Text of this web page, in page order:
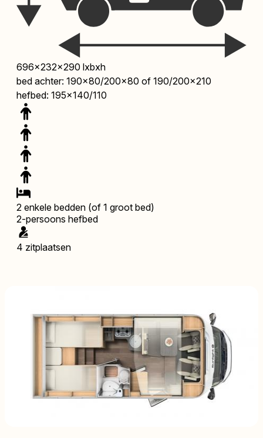
696x232x290 lxbxh
bed achter: 190x80/200x80 of 190/200x210
hefbed: 195x140/110
2 enkele bedden (of 1 groot bed)
2-persoons hefbed
4 zitplaatsen